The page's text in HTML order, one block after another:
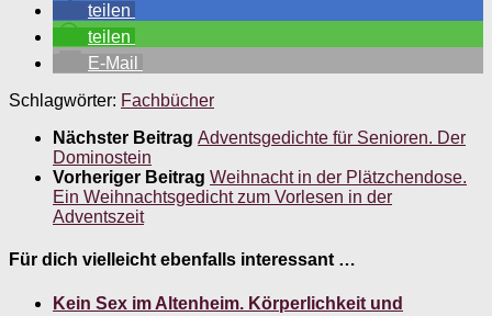
teilen
teilen
E-Mail
Schlagwörter: Fachbücher
Nächster Beitrag Adventsgedichte für Senioren. Der
Dominostein
Vorheriger Beitrag Weihnacht in der Plätzchendose.
Ein Weihnachtsgedicht zum Vorlesen in der
Adventszeit
Für dich vielleicht ebenfalls interessant …
Kein Sex im Altenheim. Körperlichkeit und